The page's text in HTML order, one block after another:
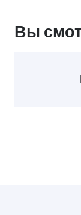
Вы